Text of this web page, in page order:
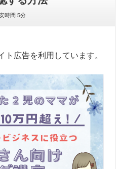
時間 5分
広告を利用しています。